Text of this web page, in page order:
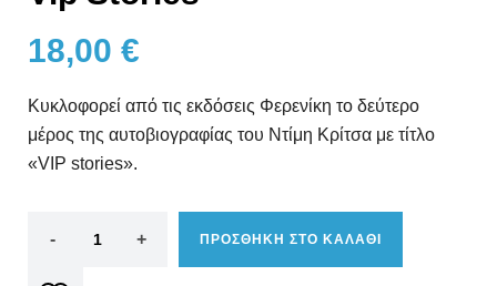
18,00 €
Κυκλοφορεί από τις εκδόσεις Φερενίκη το δεύτερο
μέρος της αυτοβιογραφίας του Ντίμη Κρίτσα με τίτλο
«VIP stories».
ΠΡΟΣΘΗΚΗ ΣΤΟ ΚΑΛΑΘΙ